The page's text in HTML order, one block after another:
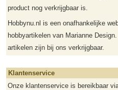
product nog verkrijgbaar is.
Hobbynu.nl is een onafhankelijke
hobbyartikelen van Marianne
artikelen zijn bij ons verkrijgbaar.
Klantenservice
Onze klantenservice is bereikbaar